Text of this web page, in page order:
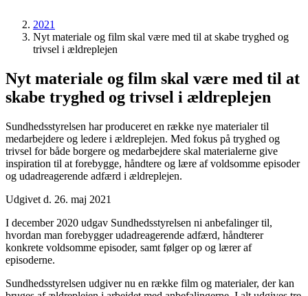
2021
Nyt materiale og film skal være med til at skabe tryghed og
trivsel i ældreplejen
Nyt materiale og film skal være med til at
skabe tryghed og trivsel i ældreplejen
Sundhedsstyrelsen har produceret en række nye materialer til
medarbejdere og ledere i ældreplejen. Med fokus på tryghed og
trivsel for både borgere og medarbejdere skal materialerne give
inspiration til at forebygge, håndtere og lære af voldsomme episoder
og udadreagerende adfærd i ældreplejen.
Udgivet d. 26. maj 2021
I december 2020 udgav Sundhedsstyrelsen ni anbefalinger til,
hvordan man forebygger udadreagerende adfærd, håndterer
konkrete voldsomme episoder, samt følger op og lærer af
episoderne.
Sundhedsstyrelsen udgiver nu en række film og materialer, der kan